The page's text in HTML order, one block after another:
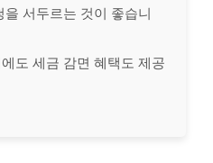
을 서두르는 것이 좋습니
도 세금 감면 혜택도 제공